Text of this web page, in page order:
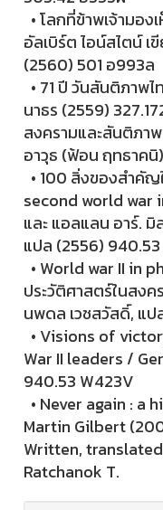
•โลกที่ข้าพเจ้ามอง
อัลเบิร์ต ไอน์สไตน์
(2560) 501 อ993ล
• 71 ปี วันสันติภาพ
นาธร (2559)
สงครามและสันติภา
อาวุธ (ฟ้อน ฤทธาค
• 100 สิ่งของสำคัญ
second world war
และ แอลแลน อาร์. มิ
แปล (2556)
• World war II in
ประวัติศาสตร์ในสง
นพดล เวชสวัสดิ์, แ
• Visions of
War II leaders /
940.53 W423V
• Never again : a
Martin Gilbert
Written,
Ratchanok T.